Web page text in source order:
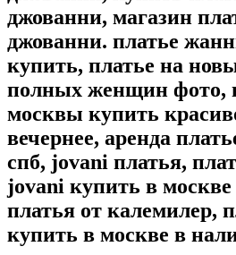
джованни, магазин
джованни. платье
купить, платье на
полных женщин фото,
москвы купить
вечернее, аренда
спб, jovani платья,
jovani купить в москве
платья от калемилер,
купить в москве в